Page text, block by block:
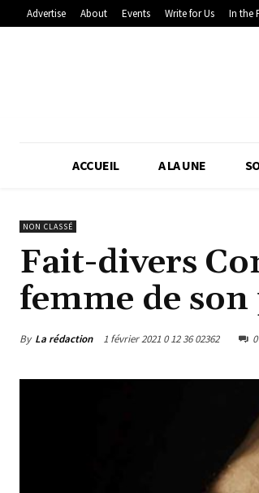
Advertise About Events Write for Us In the
ACCUEIL A LA UNE
NON CLASSÉ
Fait-divers
femme de
By La rédaction 1 février 2021 0 12 36 02362 0